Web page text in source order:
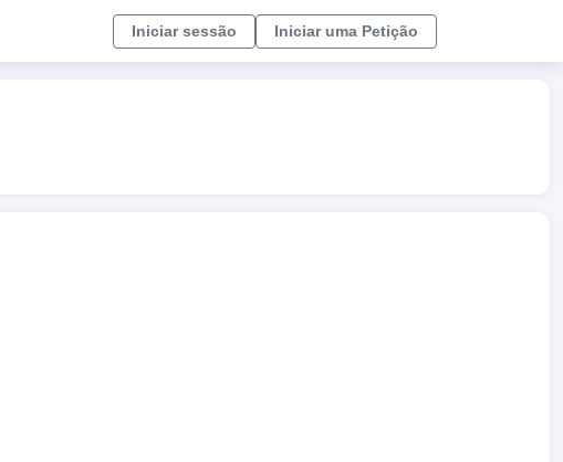
Iniciar sessão Iniciar uma Petição